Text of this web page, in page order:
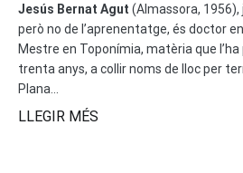
Jesús Bernat Agut (Almassora,
però no de l’aprenentatge, és doctor
Mestre en Toponímia, matèria que
trenta anys, a collir noms de lloc per
Plana...
LLEGIR MÉS